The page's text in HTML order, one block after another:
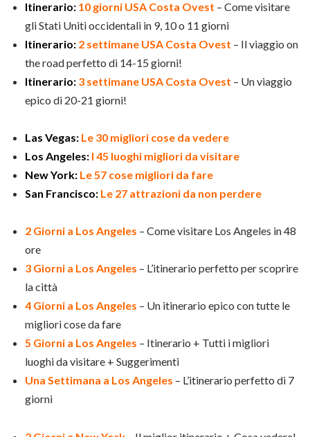
Itinerario: 10 giorni USA Costa Ovest – Come visitare
gli Stati Uniti occidentali in 9, 10 o 11 giorni
Itinerario: 2 settimane USA Costa Ovest – Il viaggio on
the road perfetto di 14-15 giorni!
Itinerario: 3 settimane USA Costa Ovest – Un viaggio
epico di 20-21 giorni!
Las Vegas: Le 30 migliori cose da vedere
Los Angeles: I 45 luoghi migliori da visitare
New York: Le 57 cose migliori da fare
San Francisco: Le 27 attrazioni da non perdere
2 Giorni a Los Angeles – Come visitare Los Angeles in 48
ore
3 Giorni a Los Angeles – L’itinerario perfetto per scoprire
la città
4 Giorni a Los Angeles – Un itinerario epico con tutte le
migliori cose da fare
5 Giorni a Los Angeles – Itinerario + Tutti i migliori
luoghi da visitare + Suggerimenti
Una Settimana a Los Angeles – L’itinerario perfetto di 7
giorni